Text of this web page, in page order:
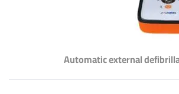
Automatic external